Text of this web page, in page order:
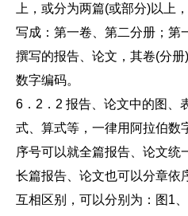
上，或分为两篇(或部分)以上
写成：第一卷、第二分册；第
撰写的报告、论文，其卷(分
数字编码。
6．2．2 报告、论文中的图、
式、算式等，一律用阿拉伯数
序号可以就全篇报告、论文统
长篇报告、论文也可以分章依
互相区别，可以分别为：图1